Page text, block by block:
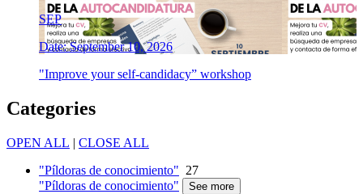
SEP
Date: September 10, 2026
"Improve your self-candidacy” workshop
Categories
OPEN ALL | CLOSE ALL
"Píldoras de conocimiento" 27
"Píldoras de conocimiento"
See more